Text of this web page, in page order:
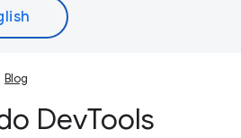
Blog
DevTools